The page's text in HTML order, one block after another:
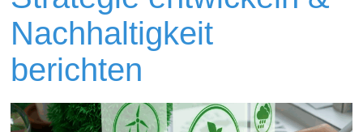
Nachhaltigkeit
berichten